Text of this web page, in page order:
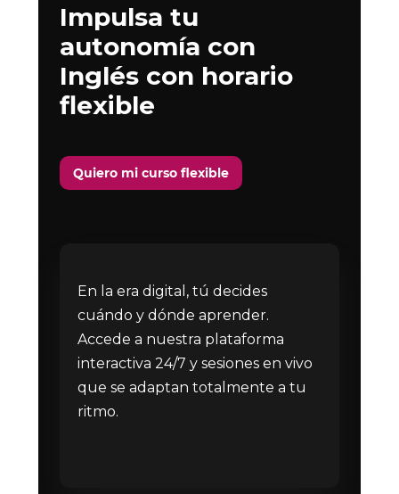
Impulsa tu
autonomía con
Inglés con horario
flexible
Quiero mi curso flexible
En la era digital, tú decides
cuándo y dónde aprender.
Accede a nuestra plataforma
interactiva 24/7 y sesiones en vivo
que se adaptan totalmente a tu
ritmo.